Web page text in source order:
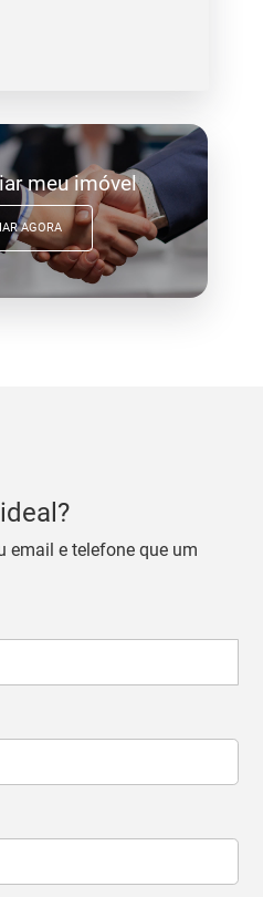
meu imóvel
AGORA
email e telefone que um